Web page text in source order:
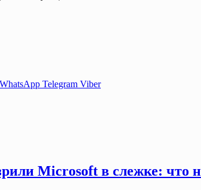
WhatsApp Telegram Viber
Microsoft в слежке: что